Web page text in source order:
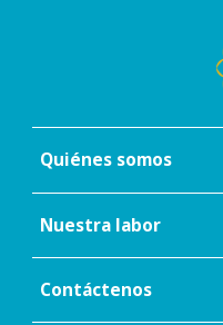
Quiénes somos
Nuestra labor
Contáctenos